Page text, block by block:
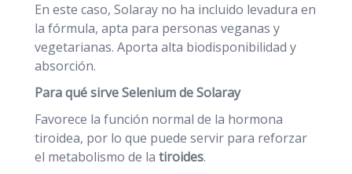
En este caso, Solaray no ha incluido levadura en
la fórmula, apta para personas veganas y
vegetarianas. Aporta alta biodisponibilidad y
absorción.
Para qué sirve Selenium de Solaray
Favorece la función normal de la hormona
tiroidea, por lo que puede servir para reforzar
el metabolismo de la tiroides.